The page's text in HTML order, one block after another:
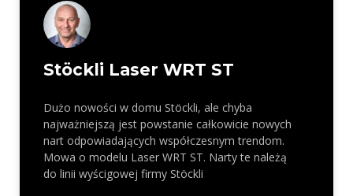
Stöckli Laser WRT ST
Dużo nowości w domu Stöckli, ale chyba
najważniejszą jest powstanie całkowicie nowych
nart odpowiadających współczesnym trendom.
Mowa o modelu Laser WRT ST. Narty te należą
do linii wyścigowej firmy Stöckli